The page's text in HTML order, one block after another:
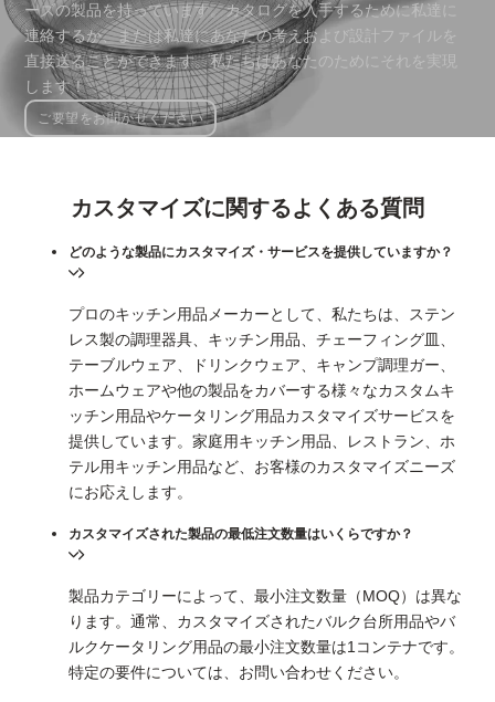
ーズの製品を持っています。カタログを入手するために私達に
連絡するか、または私達にあなたの考えおよび設計ファイルを
直接送ることができます。私たちはあなたのためにそれを実現
します！
ご要望をお聞かせください
カスタマイズに関するよくある質問
どのような製品にカスタマイズ・サービスを提供していますか？
プロのキッチン用品メーカーとして、私たちは、ステン
レス製の調理器具、キッチン用品、チェーフィング皿、
テーブルウェア、ドリンクウェア、キャンプ調理ガー、
ホームウェアや他の製品をカバーする様々なカスタムキ
ッチン用品やケータリング用品カスタマイズサービスを
提供しています。家庭用キッチン用品、レストラン、ホ
テル用キッチン用品など、お客様のカスタマイズニーズ
にお応えします。
カスタマイズされた製品の最低注文数量はいくらですか？
製品カテゴリーによって、最小注文数量（MOQ）は異な
ります。通常、カスタマイズされたバルク台所用品やバ
ルクケータリング用品の最小注文数量は1コンテナです。
特定の要件については、お問い合わせください。